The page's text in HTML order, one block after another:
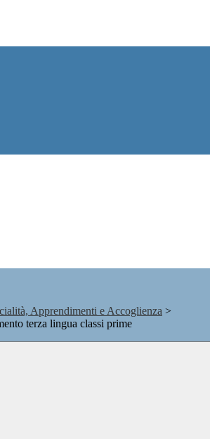
Apprendimenti e Accoglienza >
terza lingua classi prime